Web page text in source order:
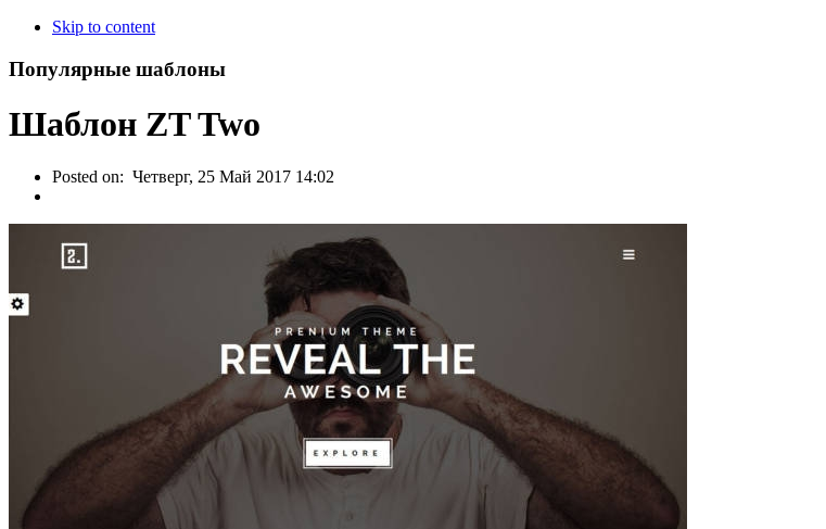
Skip to content
Популярные шаблоны
Шаблон ZT Two
Posted on: Четверг, 25 Май 2017 14:02